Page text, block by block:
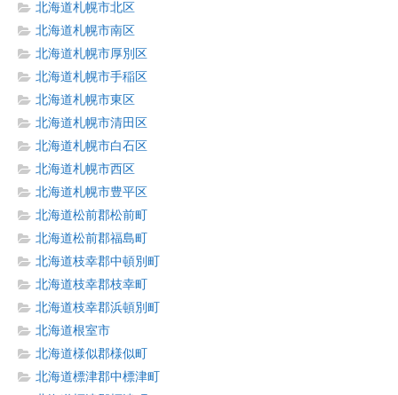
北海道札幌市北区
北海道札幌市南区
北海道札幌市厚別区
北海道札幌市手稲区
北海道札幌市東区
北海道札幌市清田区
北海道札幌市白石区
北海道札幌市西区
北海道札幌市豊平区
北海道松前郡松前町
北海道松前郡福島町
北海道枝幸郡中頓別町
北海道枝幸郡枝幸町
北海道枝幸郡浜頓別町
北海道根室市
北海道様似郡様似町
北海道標津郡中標津町